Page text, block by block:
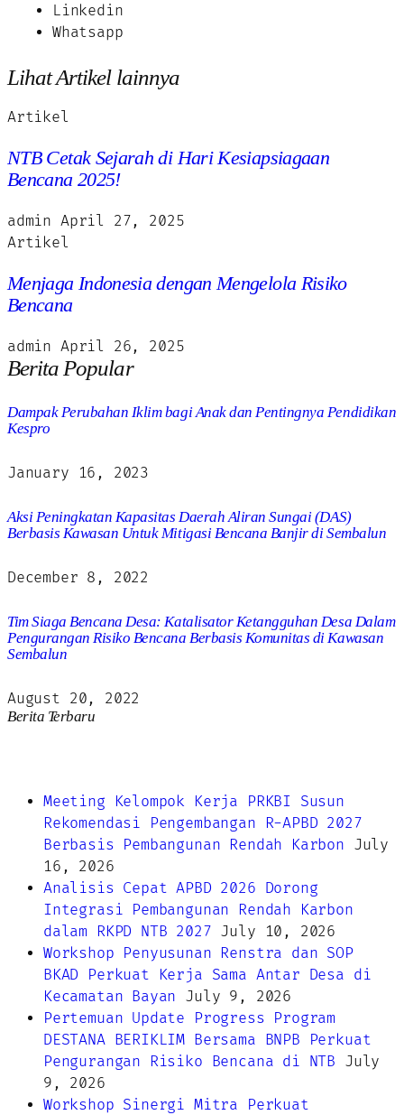
Linkedin
Whatsapp
Lihat Artikel lainnya
Artikel
NTB Cetak Sejarah di Hari Kesiapsiagaan
Bencana 2025!
admin April 27, 2025
Artikel
Menjaga Indonesia dengan Mengelola Risiko
Bencana
admin April 26, 2025
Berita Popular
Dampak Perubahan Iklim bagi Anak dan Pentingnya Pendidikan
Kespro
January 16, 2023
Aksi Peningkatan Kapasitas Daerah Aliran Sungai (DAS)
Berbasis Kawasan Untuk Mitigasi Bencana Banjir di Sembalun
December 8, 2022
Tim Siaga Bencana Desa: Katalisator Ketangguhan Desa Dalam
Pengurangan Risiko Bencana Berbasis Komunitas di Kawasan
Sembalun
August 20, 2022
Berita Terbaru
Meeting Kelompok Kerja PRKBI Susun
Rekomendasi Pengembangan R-APBD 2027
Berbasis Pembangunan Rendah Karbon July
16, 2026
Analisis Cepat APBD 2026 Dorong
Integrasi Pembangunan Rendah Karbon
dalam RKPD NTB 2027 July 10, 2026
Workshop Penyusunan Renstra dan SOP
BKAD Perkuat Kerja Sama Antar Desa di
Kecamatan Bayan July 9, 2026
Pertemuan Update Progress Program
DESTANA BERIKLIM Bersama BNPB Perkuat
Pengurangan Risiko Bencana di NTB July
9, 2026
Workshop Sinergi Mitra Perkuat